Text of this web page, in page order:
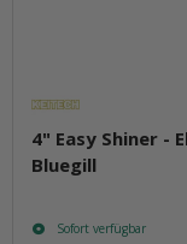
4" Easy Shiner -
Bluegill
Sofort verfügbar